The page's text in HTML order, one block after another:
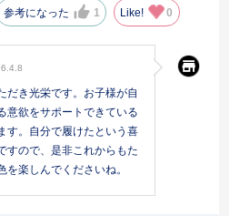
す！
参考になった 1 Like! 0
だき光栄です。お子様が自
意欲をサポートできている
す。自分で履けたという喜
すので、是非これからもた
を楽しんでくださいね。